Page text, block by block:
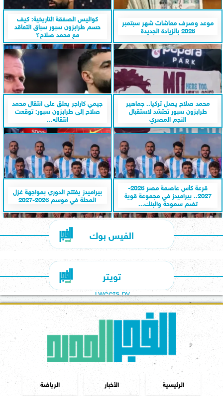
موعد وصرف معاشات شهر سبتمبر
2026 بالزيادة الجديدة
كواليس الصفقة التاريخية: كيف
حسم طرابزون سبور سباق التعاقد
مع محمد صلاح؟
محمد صلاح يصل تركيا.. جماهير
طرابزون سبور تحتشد لاستقبال
النجم المصري
جيمي كاراجر يعلق على انتقال محمد
صلاح إلى طرابزون سبور: توقعت
انتقاله...
قرعة كأس عاصمة مصر 2026-
2027.. بيراميدز في مجموعة قوية
تضم سموحة والبنك...
بيراميدز يفتتح الدوري بمواجهة غزل
المحلة في موسم 2026-2027
الفيس بوك
تويتر
Tweets by
الرئيسية الأخبار الرياضة